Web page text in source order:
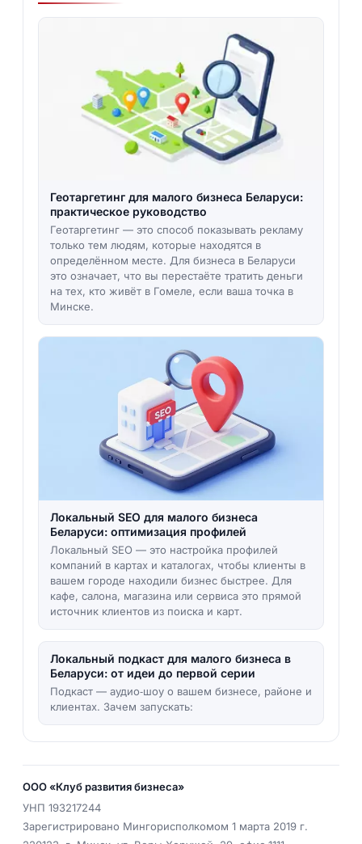
Геотаргетинг для малого бизнеса Беларуси:
практическое руководство
Геотаргетинг — это способ показывать рекламу
только тем людям, которые находятся в
определённом месте. Для бизнеса в Беларуси
это означает, что вы перестаёте тратить деньги
на тех, кто живёт в Гомеле, если ваша точка в
Минске.
Локальный SEO для малого бизнеса
Беларуси: оптимизация профилей
Локальный SEO — это настройка профилей
компаний в картах и каталогах, чтобы клиенты в
вашем городе находили бизнес быстрее. Для
кафе, салона, магазина или сервиса это прямой
источник клиентов из поиска и карт.
Локальный подкаст для малого бизнеса в
Беларуси: от идеи до первой серии
Подкаст — аудио‑шоу о вашем бизнесе, районе и
клиентах. Зачем запускать:
ООО «Клуб развития бизнеса»
УНП 193217244
Зарегистрировано Мингорисполкомом 1 марта 2019 г.